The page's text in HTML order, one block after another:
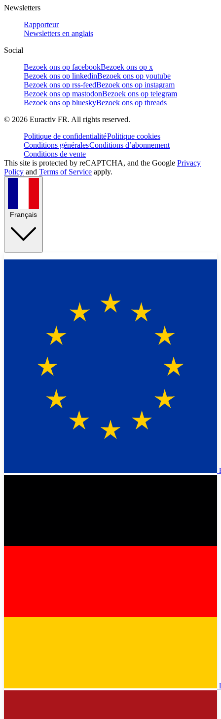
Newsletters
Rapporteur
Newsletters en anglais
Social
Bezoek ons op facebookBezoek ons op x
Bezoek ons op linkedinBezoek ons op youtube
Bezoek ons op rss-feedBezoek ons op instagram
Bezoek ons op mastodonBezoek ons op telegram
Bezoek ons op blueskyBezoek ons op threads
© 2026 Euractiv FR. All rights reserved.
Politique de confidentialitéPolitique cookies
Conditions généralesConditions d’abonnement
Conditions de vente
This site is protected by reCAPTCHA, and the Google Privacy
Policy and Terms of Service apply.
Français